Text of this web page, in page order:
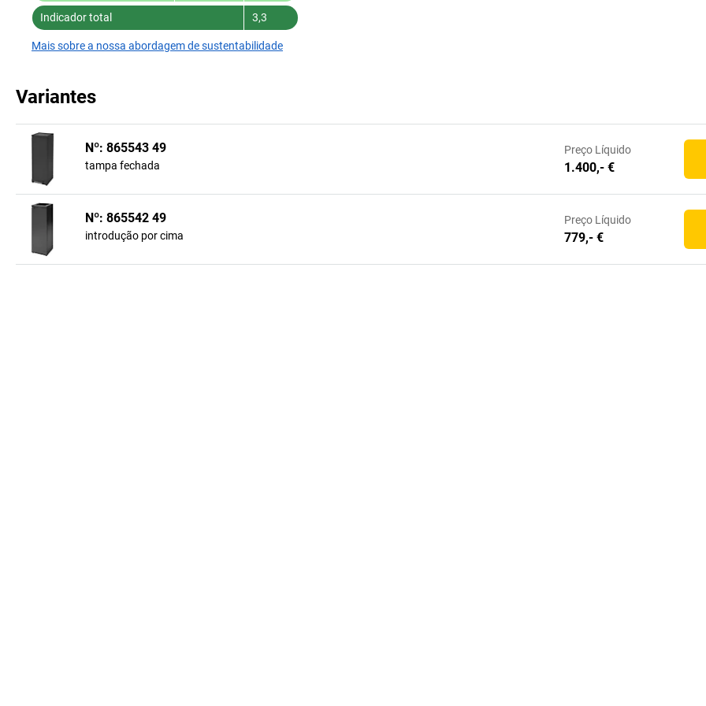
Indicador total 3,3
Mais sobre a nossa abordagem de sustentabilidade
Variantes
Nº: 865543 49
tampa fechada
Preço Líquido
1.400,- €
Nº: 865542 49
introdução por cima
Preço Líquido
779,- €